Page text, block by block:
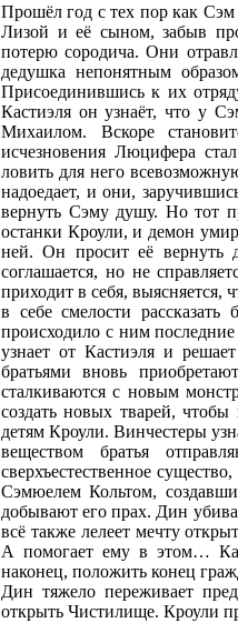
Прошёл год с тех пор как
Лизой и её сыном, забыв
потерю сородича. Они
дедушка непонятным
Присоединившись к их
Кастиэля он узнаёт, что у
Михаилом. Вскоре
исчезновения Люцифера
ловить для него
надоедает, и они,
вернуть Сэму душу. Но тот
останки Кроули, и демон
ней. Он просит её вернуть
соглашается, но не
приходит в себя,
в себе смелости
происходило с ним
узнает от Кастиэля и
братьями вновь
сталкиваются с новым
создать новых тварей,
детям Кроули. Винчестеры
веществом братья
сверхъестественное
Сэмюелем Кольтом,
добывают его прах. Дин
всё также лелеет мечту
А помогает ему в этом…
наконец, положить конец
Дин тяжело переживает
открыть Чистилище. Кроули